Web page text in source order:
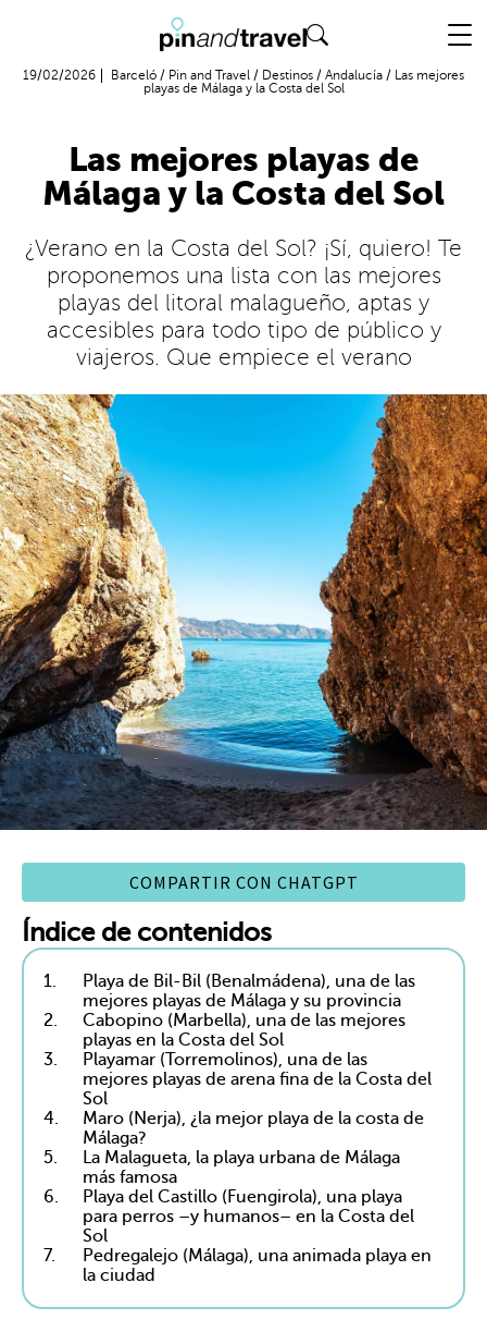
19/02/2026 Barceló / Pin and Travel / Destinos / Andalucía / Las mejores
playas de Málaga y la Costa del Sol
Las mejores playas de
Málaga y la Costa del Sol
¿Verano en la Costa del Sol? ¡Sí, quiero! Te
proponemos una lista con las mejores
playas del litoral malagueño, aptas y
accesibles para todo tipo de público y
viajeros. Que empiece el verano
COMPARTIR CON CHATGPT
Índice de contenidos
1.
Playa de Bil-Bil (Benalmádena), una de las
mejores playas de Málaga y su provincia
2.
Cabopino (Marbella), una de las mejores
playas en la Costa del Sol
3.
Playamar (Torremolinos), una de las
mejores playas de arena fina de la Costa del
Sol
4.
Maro (Nerja), ¿la mejor playa de la costa de
Málaga?
5.
La Malagueta, la playa urbana de Málaga
más famosa
6.
Playa del Castillo (Fuengirola), una playa
para perros –y humanos– en la Costa del
Sol
7.
Pedregalejo (Málaga), una animada playa en
la ciudad